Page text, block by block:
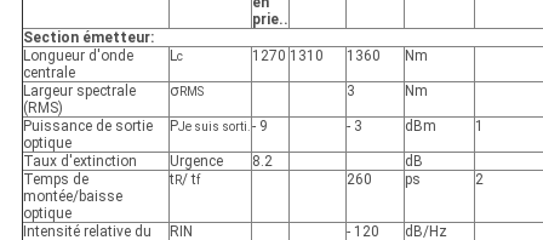
prie..
Section émetteur:
Longueur d'onde
centrale
Lc 1270 1310 1360 Nm
Largeur spectrale
(RMS)
σRMS 3 Nm
Puissance de sortie
optique
PJe suis sorti.- 9 - 3 dBm 1
Taux d'extinction Urgence 8.2
dB
Temps de
montée/baisse
optique
tR/ tf 260 ps 2
Intensité relative du
RIN - 120 dB/Hz